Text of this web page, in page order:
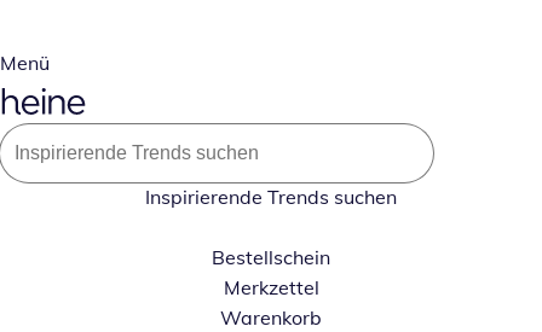
Menü
Inspirierende Trends suchen
Bestellschein
Merkzettel
Warenkorb